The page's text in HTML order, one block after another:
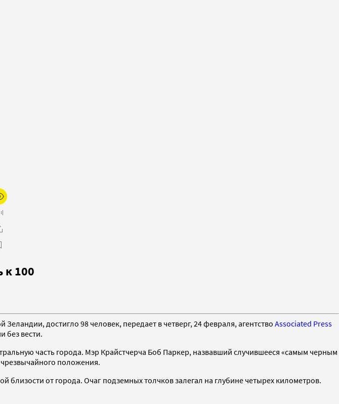
к 100
достигло 98 человек, передает в четверг, 24 февраля, агентство Associated Press
без вести.
часть города. Мэр Крайстчерча Боб Паркер, назвавший случившееся «самым черным
положения.
от города. Очаг подземных толчков залегал на глубине четырех километров.